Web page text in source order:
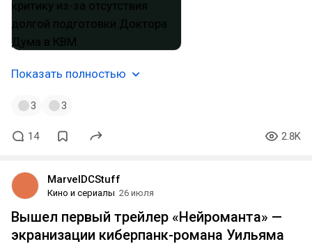
Показать полностью
3 3
14 2.8K
MarvelDCStuff
Кино и сериалы 26 июля
Вышел первый трейлер «Нейроманта» —
экранизации киберпанк-романа Уильяма